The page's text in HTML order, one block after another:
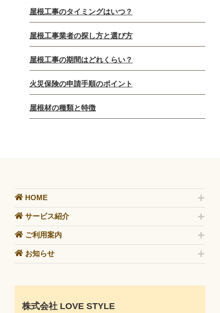
屋根工事のタイミングはいつ？
屋根工事業者の探し方と選び方
屋根工事の期間はどれくらい？
火災保険の申請手順のポイント
屋根材の種類と特徴
HOME
サービス紹介
ご利用案内
お知らせ
株式会社 LOVE STYLE